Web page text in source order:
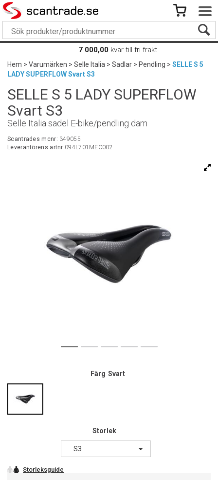
7 000,00 kvar till fri frakt
Hem>Varumärken>Selle Italia>Sadlar>Pendling>SELLE S 5
LADY SUPERFLOW Svart S3
SELLE S 5 LADY SUPERFLOW
Svart S3
Selle Italia sadel E-bike/pendling dam
Scantrades mcnr: 349055
Leverantörens artnr:094L701MEC002
Färg Svart
Storlek
S3